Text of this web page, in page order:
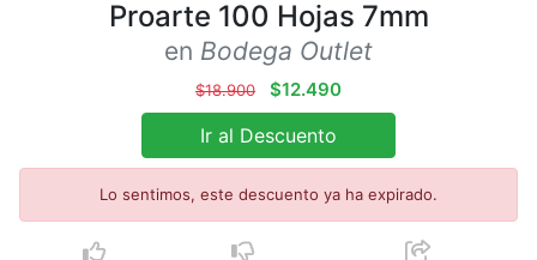
Proarte 100 Hojas 7mm
en Bodega Outlet
$18.900 $12.490
Ir al Descuento
Lo sentimos, este descuento ya ha expirado.